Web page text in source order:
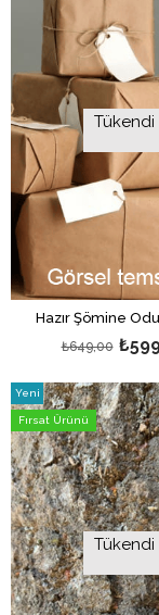
Tükendi
Hazır Şömine
₺649,00
Tükendi
Yeni
Ürün
Fırsat Ürünü